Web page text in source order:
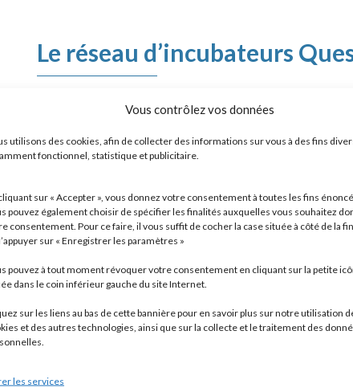
Vous contrôlez vos données
utilisons des cookies, afin de collecter des informations sur vous à des fins
fonctionnel, statistique et publicitaire.
sur « Accepter », vous donnez votre consentement à toutes les fins
pouvez également choisir de spécifier les finalités auxquelles vous souhaitez
consentement. Pour ce faire, il vous suffit de cocher la case située à côté de la
sur « Enregistrer les paramètres »
pouvez à tout moment révoquer votre consentement en cliquant sur la petite
dans le coin inférieur gauche du site Internet.
sur les liens au bas de cette bannière pour en savoir plus sur notre utilisation
et des autres technologies, ainsi que sur la collecte et le traitement des
les services
Le réseau d’incubateurs
Un accompagnement
Véritable moteur de l’écosystème entrepreneurial
d’excellence du Grand Est (tels que SEMIA, Innovact ou
d’innovation. Sa vocation est de transformer des idées
les créateurs de manière pragmatique vers leur premier
En savoir plus